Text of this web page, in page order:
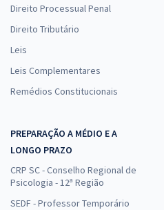
Direito Processual Penal
Direito Tributário
Leis
Leis Complementares
Remédios Constitucionais
PREPARAÇÃO A MÉDIO E A
LONGO PRAZO
CRP SC - Conselho Regional de
Psicologia - 12ª Região
SEDF - Professor Temporário